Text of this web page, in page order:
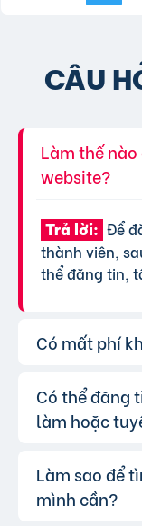
CÂU
Làm thế
website?
Trả lời: Để
thành viên,
thể đăng tin,
Có mất phí
Trả lời:
phí cơ bản cho
thị, bạn có
cấp với chi
VIP.
Có thể đăng
làm hoặc
Trả lời: Hoàn
tôi hỗ trợ đăng
Làm sao để
mình cần?